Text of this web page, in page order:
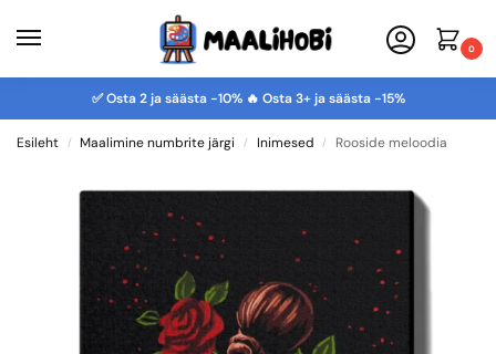
0
✅ Osta 2 ja säästa -10% 🔥 Osta 3+ ja säästa -15%
Esileht / Maalimine numbrite järgi / Inimesed / Rooside meloodia